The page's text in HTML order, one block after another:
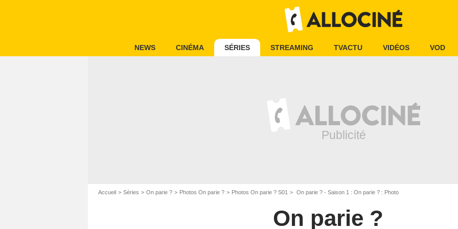
NEWS CINÉMA SÉRIES STREAMING TVACTU VIDÉOS VOD
Accueil Séries On parie ? Photos On parie ? Photos On parie ? S01 On parie ? - Saison 1 : On parie ? : Photo
On parie ?